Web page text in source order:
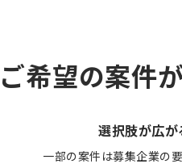
ご希望の案件
選択肢が広が
一部の案件は募集企業の